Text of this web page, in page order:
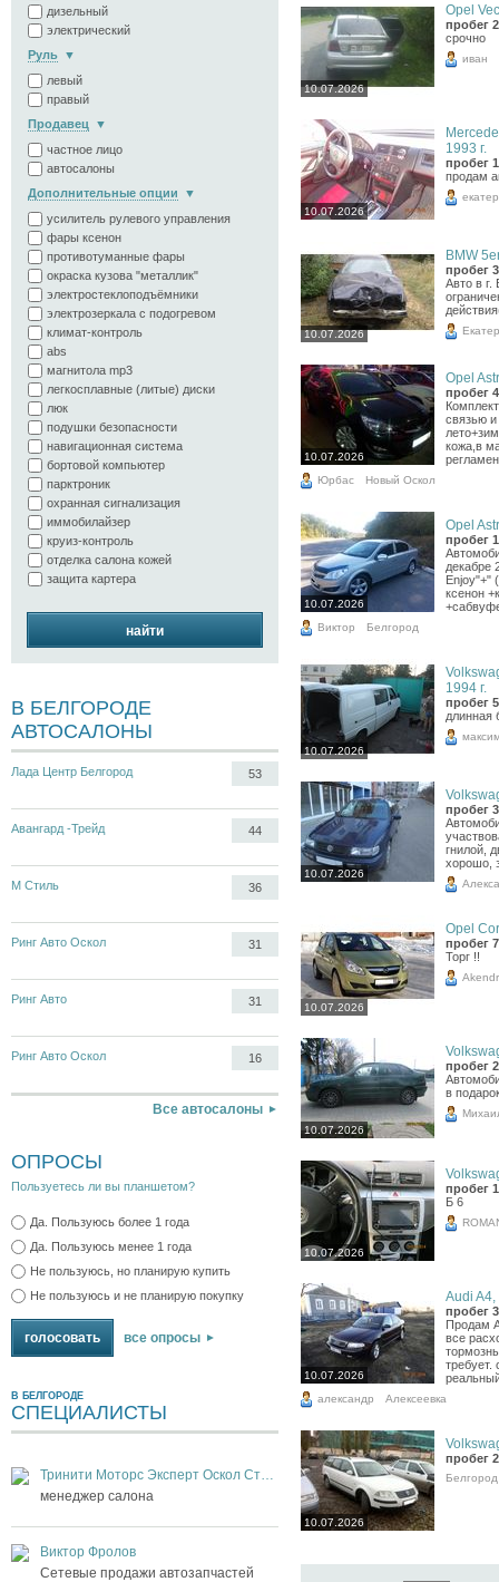
дизельный
электрический
Руль
левый
правый
Продавец
частное лицо
автосалоны
Дополнительные опции
усилитель рулевого управления
фары ксенон
противотуманные фары
окраска кузова "металлик"
электростеклоподъёмники
электрозеркала с подогревом
климат-контроль
abs
магнитола mp3
легкосплавные (литые) диски
люк
подушки безопасности
навигационная система
бортовой компьютер
парктроник
охранная сигнализация
иммобилайзер
круиз-контроль
отделка салона кожей
защита картера
найти
В БЕЛГОРОДЕ
АВТОСАЛОНЫ
Лада Центр Белгород 53
Авангард -Трейд 44
М Стиль 36
Ринг Авто Оскол 31
Ринг Авто 31
Ринг Авто Оскол 16
Все автосалоны
ОПРОСЫ
Пользуетесь ли вы планшетом?
Да. Пользуюсь более 1 года
Да. Пользуюсь менее 1 года
Не пользуюсь, но планирую купить
Не пользуюсь и не планирую покупку
все опросы
В БЕЛГОРОДЕ
СПЕЦИАЛИСТЫ
Тринити Моторс Эксперт Оскол Старый Оскол
менеджер салона
Виктор Фролов
Сетевые продажи автозапчастей
10.07.2026
Opel
пробег
срочно
иван
10.07.2026
1993 г.
пробег
продам
10.07.2026
BMW
пробег
Авто в
10.07.2026
Opel
пробег
связью и
кожа,в
Юрбас Новый Оскол
10.07.2026
Opel
пробег
декабре
Enjoy"+"
ксенон
Виктор Белгород
10.07.2026
1994 г.
пробег
длинная
10.07.2026
пробег
гнилой,
хорошо,
10.07.2026
Opel
пробег
Торг !!
10.07.2026
пробег
в
10.07.2026
пробег
Б 6
10.07.2026
Audi A4,
пробег
Продам
все
требует.
александр Алексеевка
10.07.2026
пробег
Белгород